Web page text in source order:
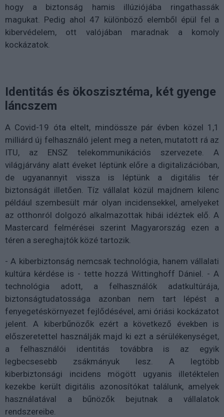
hogy a biztonság hamis illúziójába ringathassák
magukat. Pedig ahol 47 különböző elemből épül fel a
kibervédelem, ott valójában maradnak a komoly
kockázatok.
Identitás és ökoszisztéma, két gyenge
láncszem
A Covid-19 óta eltelt, mindössze pár évben közel 1,1
milliárd új felhasználó jelent meg a neten, mutatott rá az
ITU, az ENSZ telekommunikációs szervezete. A
világjárvány alatt éveket léptünk előre a digitalizációban,
de ugyanannyit vissza is léptünk a digitális tér
biztonságát illetően. Tíz vállalat közül majdnem kilenc
például szembesült már olyan incidensekkel, amelyeket
az otthonról dolgozó alkalmazottak hibái idéztek elő. A
Mastercard felmérései szerint Magyarország ezen a
téren a sereghajtók közé tartozik.
- A kiberbiztonság nemcsak technológia, hanem vállalati
kultúra kérdése is - tette hozzá Wittinghoff Dániel. - A
technológia adott, a felhasználók adatkultúrája,
biztonságtudatossága azonban nem tart lépést a
fenyegetéskörnyezet fejlődésével, ami óriási kockázatot
jelent. A kiberbűnözők ezért a következő években is
előszeretettel használják majd ki ezt a sérülékenységet,
a felhasználói identitás továbbra is az egyik
legbecsesebb zsákmányuk lesz. A legtöbb
kiberbiztonsági incidens mögött ugyanis illetéktelen
kezekbe került digitális azonosítókat találunk, amelyek
használatával a bűnözők bejutnak a vállalatok
rendszereibe.